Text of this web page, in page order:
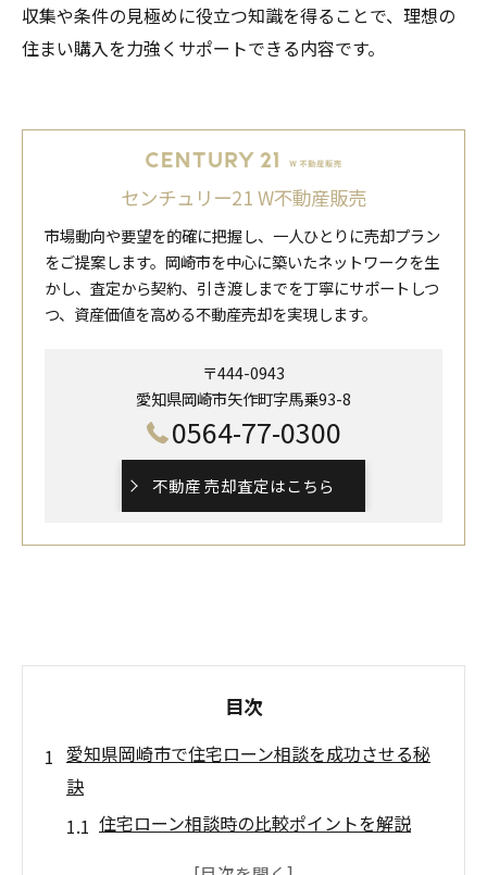
収集や条件の見極めに役立つ知識を得ることで、理想の
住まい購入を力強くサポートできる内容です。
センチュリー21 W不動産販売
市場動向や要望を的確に把握し、一人ひとりに売却プラン
をご提案します。岡崎市を中心に築いたネットワークを生
かし、査定から契約、引き渡しまでを丁寧にサポートしつ
つ、資産価値を高める不動産売却を実現します。
〒444-0943
愛知県岡崎市矢作町字馬乗93-8
0564-77-0300
不動産 売却査定はこちら
目次
愛知県岡崎市で住宅ローン相談を成功させる秘
訣
住宅ローン相談時の比較ポイントを解説
岡崎市で信頼できる住宅ローン相談先の見